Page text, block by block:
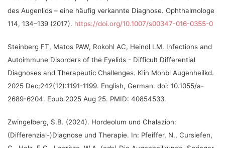
des Augenlids – eine häufig verkannte Diagnose. Ophthalmologe
114, 134–139 (2017). https://doi.org/10.1007/s00347-016-0355-0
Steinberg FT, Matos PAW, Rokohl AC, Heindl LM. Infections and
Autoimmune Disorders of the Eyelids - Difficult Differential
Diagnoses and Therapeutic Challenges. Klin Monbl Augenheilkd.
2025 Dec;242(12):1191-1199. English, German. doi: 10.1055/a-
2689-6204. Epub 2025 Aug 25. PMID: 40854533.
Zwingelberg, S.B. (2024). Hordeolum und Chalazion:
(Differenzial-)Diagnose und Therapie. In: Pfeiffer, N., Cursiefen,